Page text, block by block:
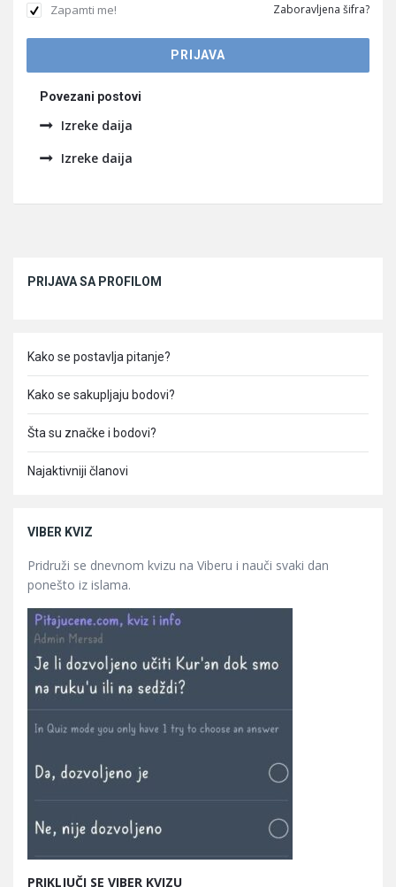
Zapamti me! Zaboravljena šifra?
Povezani postovi
Izreke daija
Izreke daija
PRIJAVA SA PROFILOM
Kako se postavlja pitanje?
Kako se sakupljaju bodovi?
Šta su značke i bodovi?
Najaktivniji članovi
VIBER KVIZ
Pridruži se dnevnom kvizu na Viberu i nauči svaki dan
ponešto iz islama.
PRIKLJUČI SE VIBER KVIZU